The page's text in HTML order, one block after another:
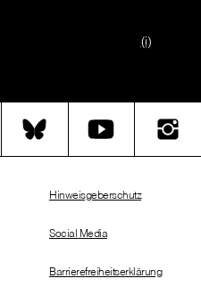
(i)
Hinweisgeberschutz
Social Media
Barrierefreiheitserklärung